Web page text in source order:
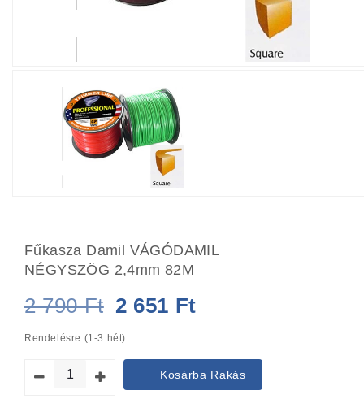
Fűkasza Damil VÁGÓDAMIL
NÉGYSZÖG 2,4mm 82M
2 790Ft Original
price
was:
2 651 Ft
is:
2
Rendelésre (1-3 hét)
Kosárba Rakás